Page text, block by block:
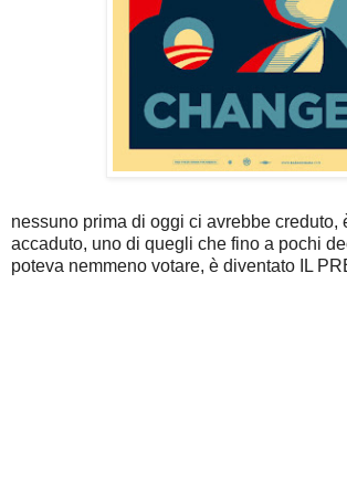
nessuno prima di oggi ci avrebbe creduto,
accaduto, uno di quegli che fino a pochi
poteva nemmeno votare, è diventato IL